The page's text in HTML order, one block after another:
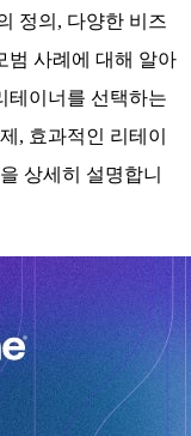
정의, 다양한 비즈
범 사례에 대해 알아
테이너를 선택하는
, 효과적인 리테이
상세히 설명합니